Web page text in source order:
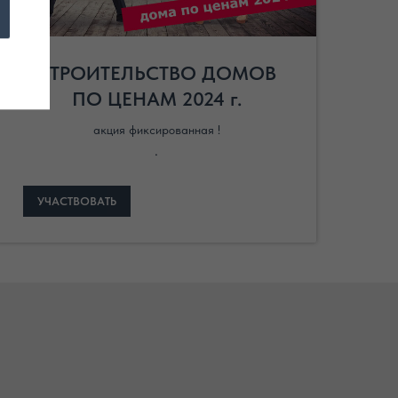
СТРОИТЕЛЬСТВО ДОМОВ
ПО ЦЕНАМ 2024 г.
акция фиксированная !
.
УЧАСТВОВАТЬ